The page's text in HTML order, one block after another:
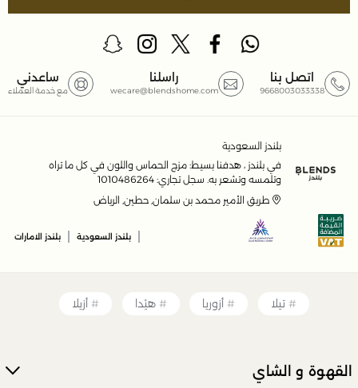
اتصل بنا
9668003033338
راسلنا
wecare@blendshome.com
ساعدني
مع خدمة العملاء
بلندز السعودية
في بلندز ، هدفنا بسيط: مزج الحماس واللون في كل ما تراه
وتلمسه وتشعر به. سجل تجاري: 1010486264
طريق الأمير محمد بن سلمان, حطين, الرياض
بلندز السعودية بلندز الامارات
تيلا أزوريا هيْدا أزيلا
القهوة و الشاي